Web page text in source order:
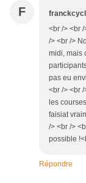
F
<br /> <br
/> <br />
midi, mais
pas eu
<br /> <br
les
faisiat
/> <br />
possible
Répondre